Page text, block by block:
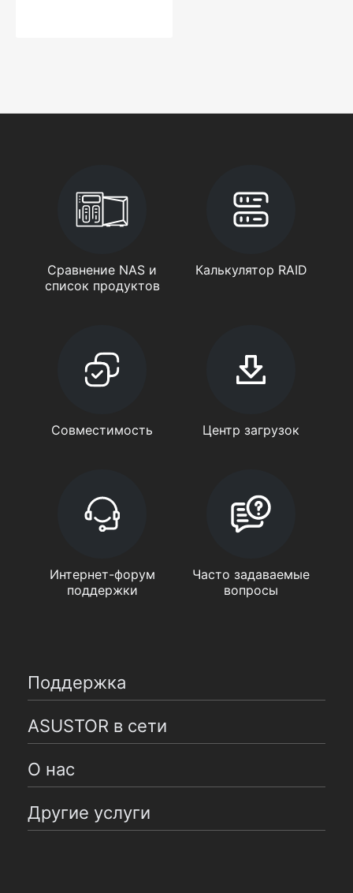
Сравнение NAS и
список продуктов
Калькулятор RAID
Совместимость Центр загрузок
Интернет-форум
поддержки
Часто задаваемые
вопросы
Поддержка
ASUSTOR в сети
О нас
Другие услуги